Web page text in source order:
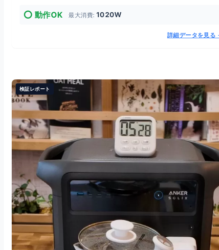
⭕️ 動作OK 最大消費: 1020W
詳細データを見る
検証レポート